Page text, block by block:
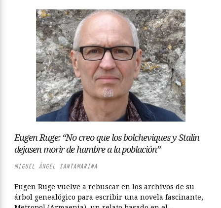
Eugen Ruge: “No creo que los bolcheviques y Stalin
dejasen morir de hambre a la población”
MIGUEL ÁNGEL SANTAMARINA
Eugen Ruge vuelve a rebuscar en los archivos de su
árbol genealógico para escribir una novela fascinante,